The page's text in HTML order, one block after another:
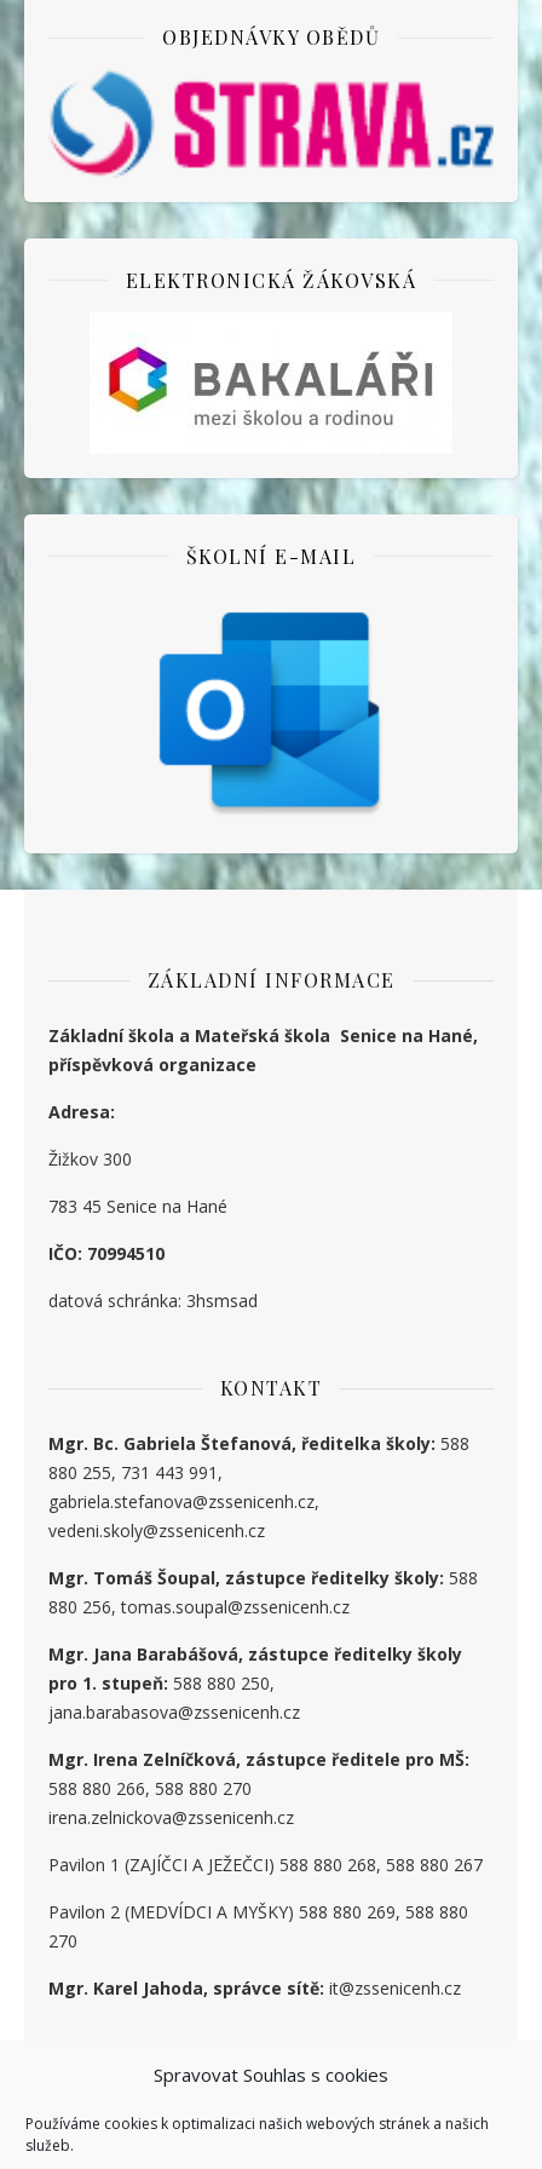
Spravovat Souhlas s cookies
Používáme cookies k optimalizaci našich webových stránek a našich
služeb.
OBJEDNÁVKY OBĚDŮ
ELEKTRONICKÁ ŽÁKOVSKÁ
ŠKOLNÍ E-MAIL
ZÁKLADNÍ INFORMACE
Základní škola a Mateřská škola Senice na Hané,
příspěvková organizace
Adresa:
Žižkov 300
783 45 Senice na Hané
IČO: 70994510
datová schránka: 3hsmsad
KONTAKT
Mgr. Bc. Gabriela Štefanová, ředitelka školy: 588
880 255, 731 443 991,
gabriela.stefanova@zssenicenh.cz,
vedeni.skoly@zssenicenh.cz
Mgr. Tomáš Šoupal, zástupce ředitelky školy: 588
880 256, tomas.soupal@zssenicenh.cz
Mgr. Jana Barabášová, zástupce ředitelky školy
pro 1. stupeň: 588 880 250,
jana.barabasova@zssenicenh.cz
Mgr. Irena Zelníčková, zástupce ředitele pro MŠ:
588 880 266, 588 880 270
irena.zelnickova@zssenicenh.cz
Pavilon 1 (ZAJÍČCI A JEŽEČCI) 588 880 268, 588 880 267
Pavilon 2 (MEDVÍDCI A MYŠKY) 588 880 269, 588 880
270
Mgr. Karel Jahoda, správce sítě: it@zssenicenh.cz
SOCIÁLNÍ SÍTĚ